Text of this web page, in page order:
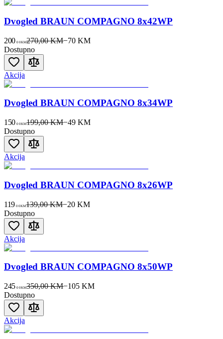
Dvogled BRAUN COMPAGNO 8x42WP
200 00KM270,00 KM−70 KM
Dostupno
Akcija
Dvogled BRAUN COMPAGNO 8x34WP
150 00KM199,00 KM−49 KM
Dostupno
Akcija
Dvogled BRAUN COMPAGNO 8x26WP
119 00KM139,00 KM−20 KM
Dostupno
Akcija
Dvogled BRAUN COMPAGNO 8x50WP
245 00KM350,00 KM−105 KM
Dostupno
Akcija